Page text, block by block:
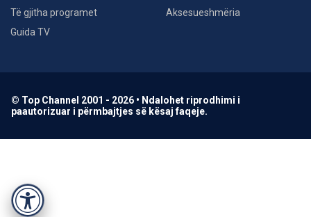
Të gjitha programet
Guida TV
Aksesueshmëria
© Top Channel 2001 - 2026 • Ndalohet riprodhimi i
paautorizuar i përmbajtjes së kësaj faqeje.